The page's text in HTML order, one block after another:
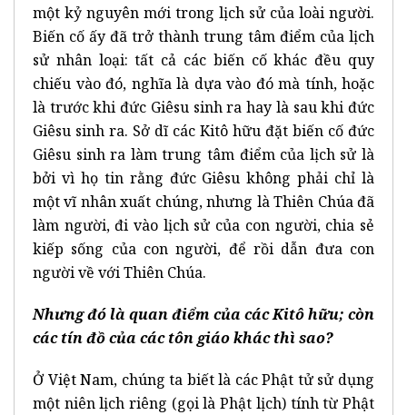
một kỷ nguyên mới trong lịch sử của loài người.
Biến cố ấy đã trở thành trung tâm điểm của lịch
sử nhân loại: tất cả các biến cố khác đều quy
chiếu vào đó, nghĩa là dựa vào đó mà tính, hoặc
là trước khi đức Giêsu sinh ra hay là sau khi đức
Giêsu sinh ra. Sở dĩ các Kitô hữu đặt biến cố đức
Giêsu sinh ra làm trung tâm điểm của lịch sử là
bởi vì họ tin rằng đức Giêsu không phải chỉ là
một vĩ nhân xuất chúng, nhưng là Thiên Chúa đã
làm người, đi vào lịch sử của con người, chia sẻ
kiếp sống của con người, để rồi dẫn đưa con
người về với Thiên Chúa.
Nhưng đó là quan điểm của các Kitô hữu; còn
các tín đồ của các tôn giáo khác thì sao?
Ở Việt Nam, chúng ta biết là các Phật tử sử dụng
một niên lịch riêng (gọi là Phật lịch) tính từ Phật